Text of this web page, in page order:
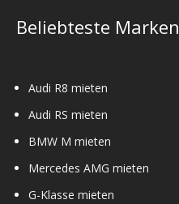
Beliebteste Marken
Audi R8 mieten
Audi RS mieten
BMW M mieten
Mercedes AMG mieten
G-Klasse mieten